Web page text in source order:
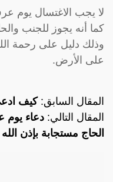
لا يجب الاغتسال يوم
كما أنه يجوز للجنب
وذلك دليل على رحمة
على الأرض.
المقال السابق:كيف
المقال التالي: دعاء يوم
الحاج مستجابة بإذن